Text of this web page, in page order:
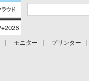
モニター
プリンター